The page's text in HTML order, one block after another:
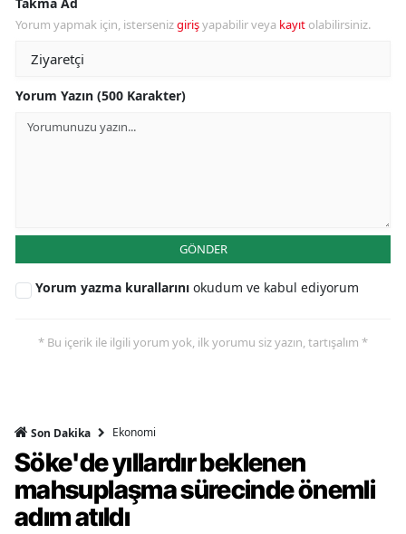
Yorum yapmak için, istersenizgirişyapabilir veya kayıt olabilirsiniz.
Yorum Yazın (500 Karakter)
GÖNDER
Yorum yazma kurallarını okudum ve kabul ediyorum
* Bu içerik ile ilgili yorum yok, ilk yorumu siz yazın, tartışalım *
Son Dakika Ekonomi
Söke'de yıllardır beklenen
mahsuplaşma sürecinde önemli
adım atıldı